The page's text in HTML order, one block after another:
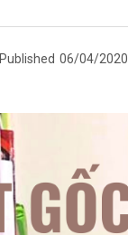
Published 06/04/2020